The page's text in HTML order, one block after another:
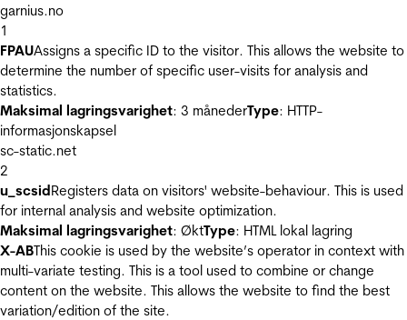
garnius.no
1
FPAUAssigns a specific ID to the visitor. This allows the website to
determine the number of specific user-visits for analysis and
statistics.
Maksimal lagringsvarighet: 3 månederType: HTTP-
informasjonskapsel
sc-static.net
2
u_scsidRegisters data on visitors' website-behaviour. This is used
for internal analysis and website optimization.
Maksimal lagringsvarighet: ØktType: HTML lokal lagring
X-ABThis cookie is used by the website’s operator in context with
multi-variate testing. This is a tool used to combine or change
content on the website. This allows the website to find the best
variation/edition of the site.